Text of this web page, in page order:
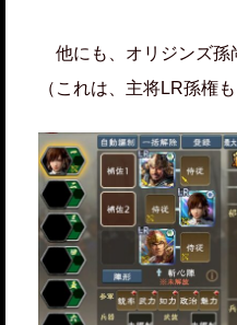
他にも、オリジンズ孫
（これは、主将LR孫権